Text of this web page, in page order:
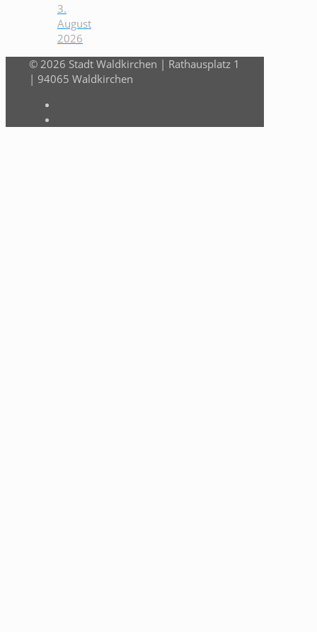
3.
August
2026
© 2026 Stadt Waldkirchen | Rathausplatz 1
| 94065 Waldkirchen